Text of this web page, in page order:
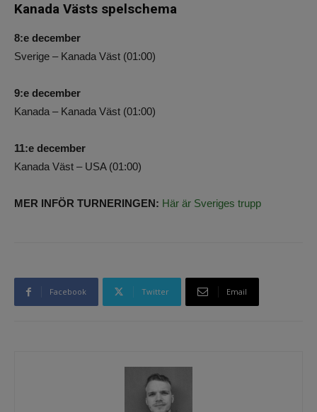
Kanada Västs spelschema
8:e december
Sverige – Kanada Väst (01:00)
9:e december
Kanada – Kanada Väst (01:00)
11:e december
Kanada Väst – USA (01:00)
MER INFÖR TURNERINGEN: Här är Sveriges trupp
Facebook Twitter Email